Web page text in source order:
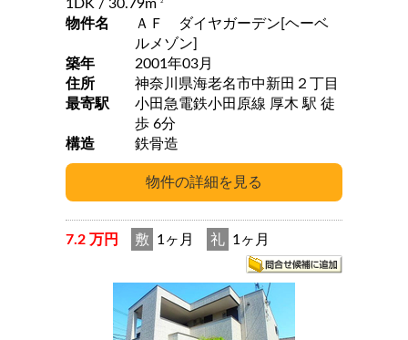
1DK / 30.79m
物件名
ＡＦ ダイヤガーデン[ヘーベ
ルメゾン]
築年
2001年03月
住所
神奈川県海老名市中新田２丁目
最寄駅
小田急電鉄小田原線 厚木 駅 徒
歩 6分
構造
鉄骨造
7.2 万円 敷 1ヶ月 礼 1ヶ月